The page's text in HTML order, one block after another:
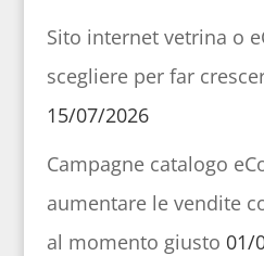
Sito internet vetrina o
scegliere per far
15/07/2026
Campagne catalogo
aumentare le vendite
al momento giusto 01/